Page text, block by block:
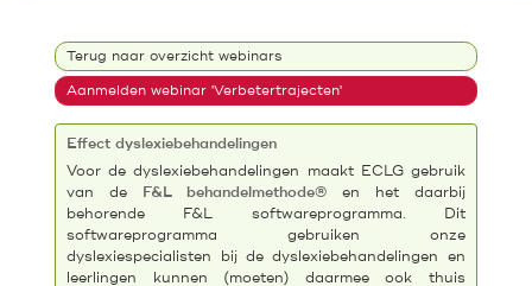
Terug naar overzicht webinars
Aanmelden webinar 'Verbetertrajecten'
Effect dyslexiebehandelingen
Voor de dyslexiebehandelingen maakt ECLG gebruik
van de F&L behandelmethode®en het daarbij
behorende F&L softwareprogramma. Dit
softwareprogramma gebruiken onze
dyslexiespecialisten bij de dyslexiebehandelingen en
leerlingen kunnen (moeten) daarmee ook thuis